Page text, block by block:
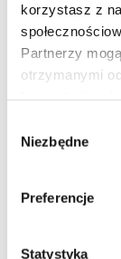
korzystasz z
Partnerzy
otrzymanymi
zgody
Niezbędne
Preferencje
Statystyka
(Hanns Zischler),
a jego córką
rozgrywa się w
zrujnowane
Weimaru pod